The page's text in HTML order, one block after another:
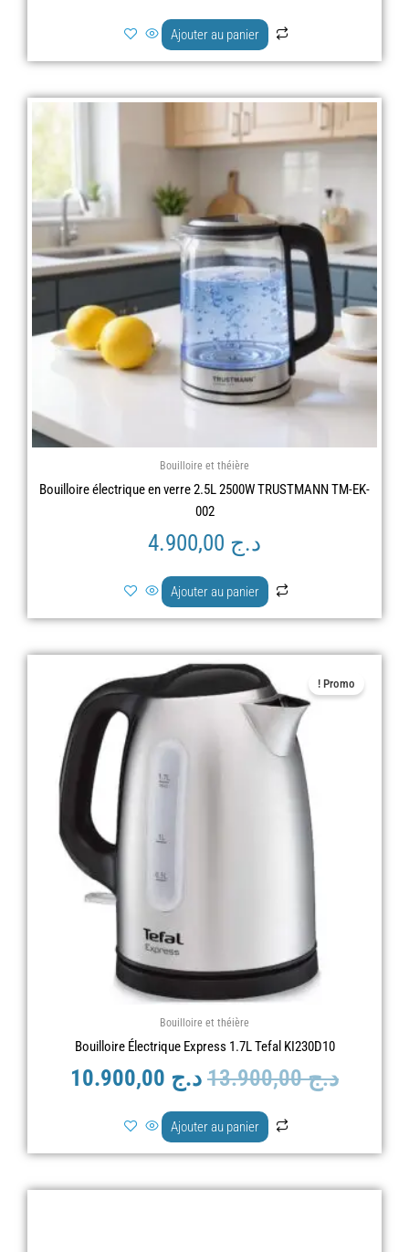
Ajouter au panier
Bouilloire et théière
Bouilloire électrique en verre 2.5L 2500W TRUSTMANN TM-EK-
002
د.ج
Ajouter au panier
Promo !
Bouilloire et théière
Bouilloire Électrique Express 1.7L Tefal KI230D10
د.ج13.900,00
Le
prix
د.ج 13.900,00.
د.ج
actuel
د.ج 10.900,00.
Ajouter au panier